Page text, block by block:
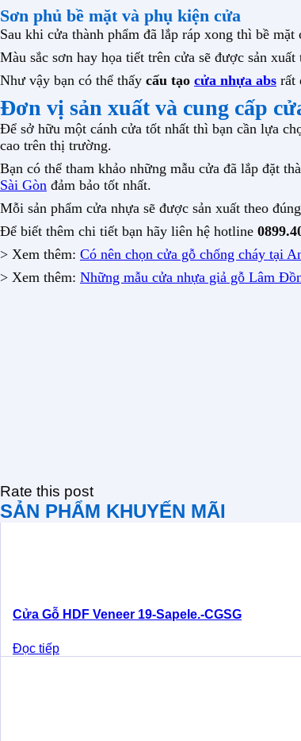
Sơn phủ bề mặt và phụ kiện cửa
Sau khi cửa thành phẩm đã lắp ráp xong thì bề
Màu sắc sơn hay họa tiết trên cửa sẽ được sản
Như vậy bạn có thể thấy cấu tạo cửa nhựa abs rất
Đơn vị sản xuất và cung cấp
Để sở hữu một cánh cửa tốt nhất thì bạn cần lựa
cao trên thị trường.
Bạn có thể tham khảo những mẫu cửa đã lắp đặt
Sài Gòn đảm bảo tốt nhất.
Mỗi sản phẩm cửa nhựa sẽ được sản xuất theo
Để biết thêm chi tiết bạn hãy liên hệ hotline
> Xem thêm: Có nên chọn cửa gỗ chống cháy tại
> Xem thêm: Những mẫu cửa nhựa giả gỗ Lâm
Rate this post
SẢN PHẨM KHUYẾN MÃI
Cửa Gỗ HDF Veneer 19-Sapele.-CGSG
Đọc tiếp